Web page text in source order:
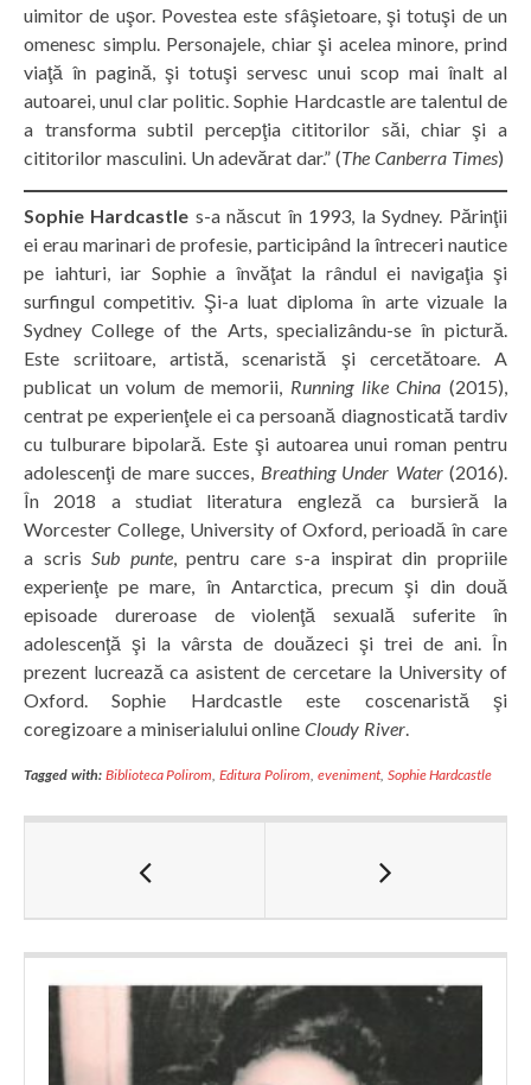
uimitor de uşor. Povestea este sfâşietoare, şi totuşi de un
omenesc simplu. Personajele, chiar şi acelea minore, prind
viaţă în pagină, şi totuşi servesc unui scop mai înalt al
autoarei, unul clar politic. Sophie Hardcastle are talentul de
a transforma subtil percepţia cititorilor săi, chiar şi a
cititorilor masculini. Un adevărat dar.” (The Canberra Times)
Sophie Hardcastle s-a născut în 1993, la Sydney. Părinţii
ei erau marinari de profesie, participând la întreceri nautice
pe iahturi, iar Sophie a învăţat la rândul ei navigaţia şi
surfingul competitiv. Şi-a luat diploma în arte vizuale la
Sydney College of the Arts, specializându-se în pictură.
Este scriitoare, artistă, scenaristă şi cercetătoare. A
publicat un volum de memorii, Running like China (2015),
centrat pe experienţele ei ca persoană diagnosticată tardiv
cu tulburare bipolară. Este şi autoarea unui roman pentru
adolescenţi de mare succes, Breathing Under Water(2016).
În 2018 a studiat literatura engleză ca bursieră la
Worcester College, University of Oxford, perioadă în care
a scrisSub punte, pentru care s-a inspirat din propriile
experienţe pe mare, în Antarctica, precum şi din două
episoade dureroase de violenţă sexuală suferite în
adolescenţă şi la vârsta de douăzeci şi trei de ani. În
prezent lucrează ca asistent de cercetare la University of
Oxford. Sophie Hardcastle este coscenaristă şi
coregizoare a miniserialului onlineCloudy River.
Tagged with: Biblioteca Polirom,Editura Polirom, eveniment, Sophie Hardcastle